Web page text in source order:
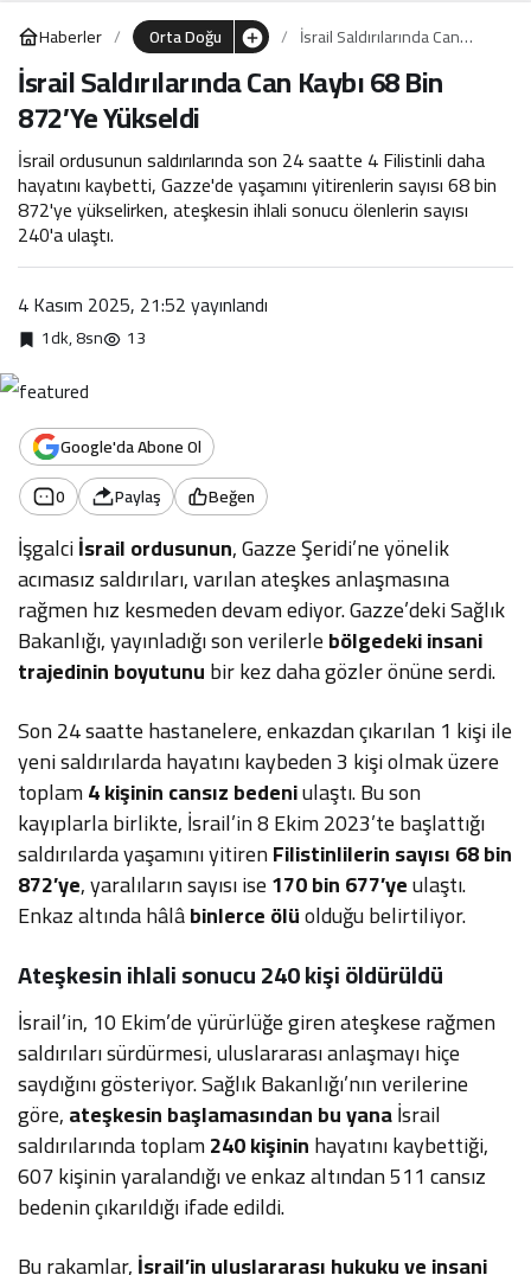
Haberler Orta Doğu
İsrail Saldırılarında Can
Kaybı 68 Bin 872’Ye
Yükseldi
İsrail Saldırılarında Can Kaybı 68 Bin
872’Ye Yükseldi
İsrail ordusunun saldırılarında son 24 saatte 4 Filistinli daha
hayatını kaybetti, Gazze'de yaşamını yitirenlerin sayısı 68 bin
872'ye yükselirken, ateşkesin ihlali sonucu ölenlerin sayısı
240'a ulaştı.
4 Kasım 2025, 21:52yayınlandı
1dk, 8sn 13
Google'da Abone Ol
0
Paylaş Beğen
İşgalciİsrail ordusunun, Gazze Şeridi’ne yönelik
acımasız saldırıları, varılan ateşkes anlaşmasına
rağmen hız kesmeden devam ediyor. Gazze’deki Sağlık
Bakanlığı, yayınladığı son verilerlebölgedeki insani
trajedinin boyutunubir kez daha gözler önüne serdi.
Son 24 saatte hastanelere, enkazdan çıkarılan 1 kişi ile
yeni saldırılarda hayatını kaybeden 3 kişi olmak üzere
toplam4 kişinin cansız bedeniulaştı. Bu son
kayıplarla birlikte, İsrail’in 8 Ekim 2023’te başlattığı
saldırılarda yaşamını yitirenFilistinlilerin sayısı 68 bin
872’ye, yaralıların sayısı ise170 bin 677’yeulaştı.
Enkaz altında hâlâbinlerce ölüolduğu belirtiliyor.
Ateşkesin ihlali sonucu 240 kişi öldürüldü
İsrail’in, 10 Ekim’de yürürlüğe giren ateşkese rağmen
saldırıları sürdürmesi, uluslararası anlaşmayı hiçe
saydığını gösteriyor. Sağlık Bakanlığı’nın verilerine
göre,ateşkesin başlamasından bu yanaİsrail
saldırılarında toplam240 kişininhayatını kaybettiği,
607 kişinin yaralandığı ve enkaz altından 511 cansız
bedenin çıkarıldığı ifade edildi.
Bu rakamlar,İsrail’in uluslararası hukuku ve insani